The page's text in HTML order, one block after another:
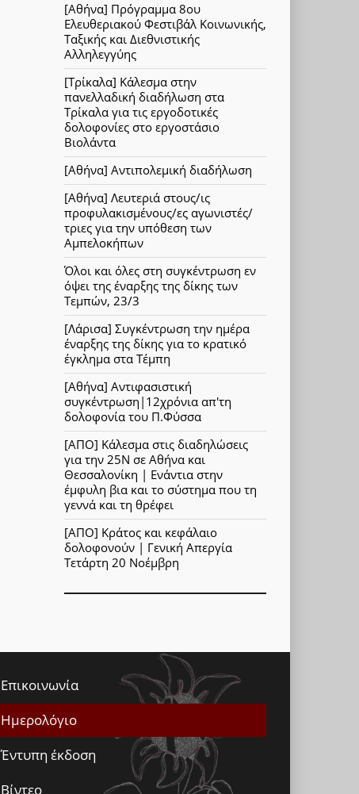
[Αθήνα] Πρόγραμμα 8ου
Ελευθεριακού Φεστιβάλ Κοινωνικής,
Ταξικής και Διεθνιστικής
Αλληλεγγύης
[Τρίκαλα] Κάλεσμα στην
πανελλαδική διαδήλωση στα
Τρίκαλα για τις εργοδοτικές
δολοφονίες στο εργοστάσιο
Βιολάντα
[Αθήνα] Αντιπολεμική διαδήλωση
[Αθήνα] Λευτεριά στους/ις
προφυλακισμένους/ες αγωνιστές/
τριες για την υπόθεση των
Αμπελοκήπων
Όλοι και όλες στη συγκέντρωση εν
όψει της έναρξης της δίκης των
Τεμπών, 23/3
[Λάρισα] Συγκέντρωση την ημέρα
έναρξης της δίκης για το κρατικό
έγκλημα στα Τέμπη
[Αθήνα] Αντιφασιστική
συγκέντρωση|12χρόνια απ'τη
δολοφονία του Π.Φύσσα
[ΑΠΟ] Κάλεσμα στις διαδηλώσεις
για την 25Ν σε Αθήνα και
Θεσσαλονίκη | Ενάντια στην
έμφυλη βια και το σύστημα που τη
γεννά και τη θρέφει
[ΑΠΟ] Κράτος και κεφάλαιο
δολοφονούν | Γενική Απεργία
Τετάρτη 20 Νοέμβρη
Επικοινωνία
Ημερολόγιο
Έντυπη έκδοση
Βίντεο